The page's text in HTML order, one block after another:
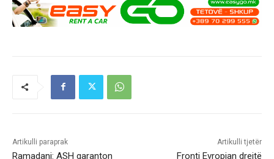
Artikulli paraprak
Ramadani: ASH garanton
Artikulli tjetër
Fronti Evropian drejtë